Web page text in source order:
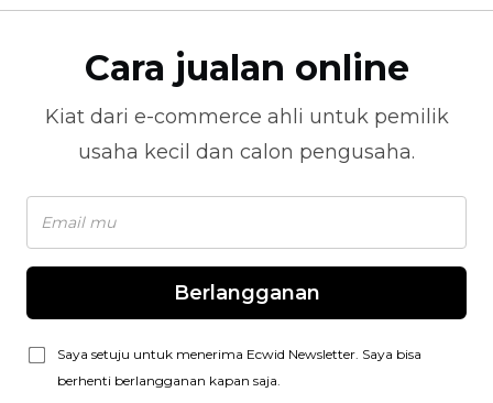
Cara jualan online
Kiat dari e-commerce ahli untuk pemilik
usaha kecil dan calon pengusaha.
Berlangganan
Saya setuju untuk menerima Ecwid Newsletter. Saya bisa
berhenti berlangganan kapan saja.